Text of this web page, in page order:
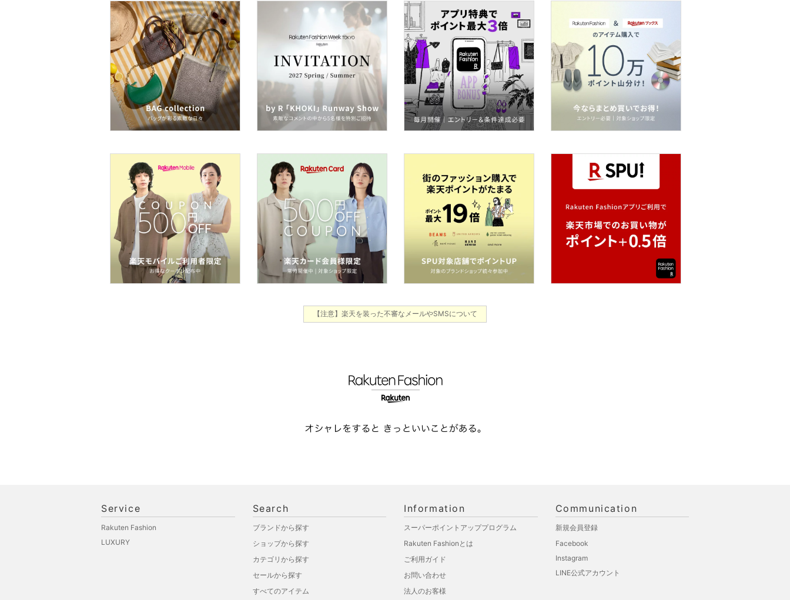
メイクアップ
ネイル
ボディケア・オーラルケ
ア
ヘアケア
フレグランス
メイク道具・美容器具
コフレ・キット・セット
食器・調理器具・キッチ
ン用品
インテリア・生活雑貨
スマホグッズ・オーディ
【注意】楽天を装った不審なメールやSMSについて
Service
Rakuten Fashion
LUXURY
Search
ブランドから探す
ショップから探す
カテゴリから探す
セールから探す
すべてのアイテム
Information
スーパーポイントアッププログラム
Rakuten Fashionとは
ご利用ガイド
お問い合わせ
法人のお客様
Communication
新規会員登録
Facebook
Instagram
LINE公式アカウント